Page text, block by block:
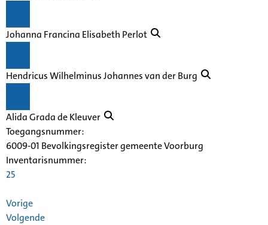
Johanna Francina Elisabeth Perlot
Hendricus Wilhelminus Johannes van der Burg
Alida Grada de Kleuver
Toegangsnummer:
6009-01 Bevolkingsregister gemeente Voorburg
Inventarisnummer:
25
Vorige
Volgende